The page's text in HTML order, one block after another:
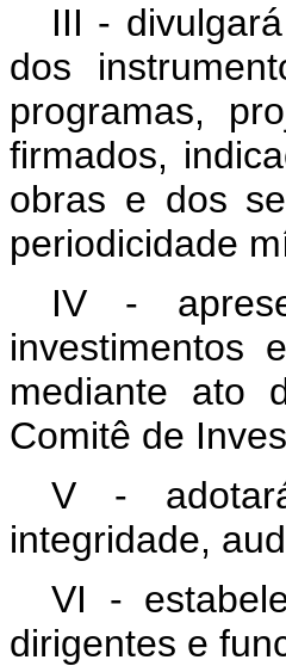
III -
dos
programas,
firmados,
obras e dos
periodicidade
IV -
investimentos
mediante ato
Comitê de
V -
integridade,
VI -
dirigentes e